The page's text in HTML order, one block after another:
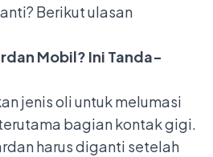
Berikut ulasan
Mobil? Ini Tanda-
jenis oli untuk melumasi
bagian kontak gigi.
harus diganti setelah